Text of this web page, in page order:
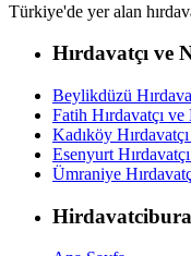
Türkiye'de yer alan
Hırdavatçı ve
Beylikdüzü
Fatih Hırdavatçı
Kadıköy
Esenyurt
Ümraniye